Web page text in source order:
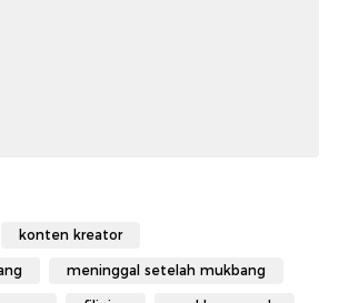
konten kreator
meninggal setelah mukbang